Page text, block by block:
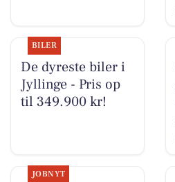
BILER
De dyreste biler i
Jyllinge - Pris op
til 349.900 kr!
JOBNYT